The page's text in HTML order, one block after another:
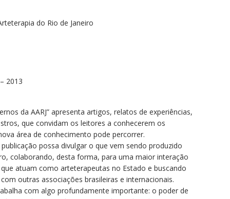
do Rio de Janeiro
2013
da AARJ” apresenta artigos, relatos de experiências,
que convidam os leitores a conhecerem os
área de conhecimento pode percorrer.
possa divulgar o que vem sendo produzido
colaborando, desta forma, para uma maior interação
atuam como arteterapeutas no Estado e buscando
outras associações brasileiras e internacionais.
com algo profundamente importante: o poder de